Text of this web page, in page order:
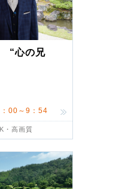
“心の兄
00～9：54
・高画質